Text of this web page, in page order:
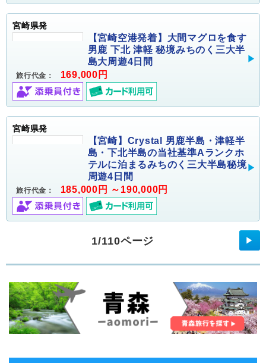
宮崎県発
【宮崎空港発着】大間マグロを食す
男鹿 下北 津軽 秘境みちのく三大半
島大周遊4日間
旅行代金： 169,000円
宮崎県発
【宮崎】Crystal 男鹿半島・津軽半
島・下北半島の当社基準Aランクホ
テルに泊まるみちのく三大半島秘境
周遊4日間
旅行代金： 185,000円 ～190,000円
1/110ページ ▶